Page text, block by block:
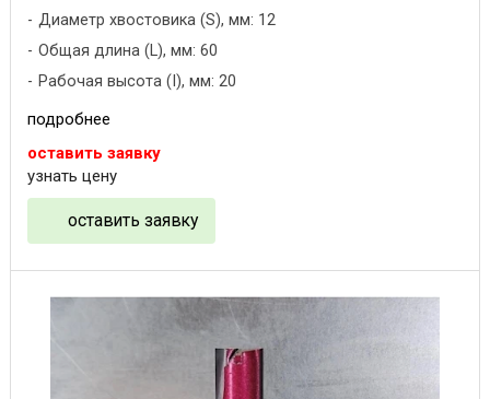
Диаметр хвостовика (S), мм: 12
Общая длина (L), мм: 60
Рабочая высота (I), мм: 20
подробнее
оставить заявку
узнать цену
оставить заявку